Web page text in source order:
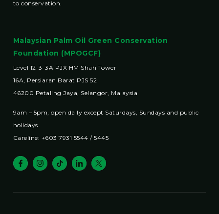
to conservation.
Malaysian Palm Oil Green Conservation
Foundation (MPOGCF)
Level 12-3-3A PJX HM Shah Tower
16A, Persiaran Barat PJS 52
46200 Petaling Jaya, Selangor, Malaysia
9am – 5pm, open daily except Saturdays, Sundays and public
holidays.
Careline: +603 7931 5544 / 5445